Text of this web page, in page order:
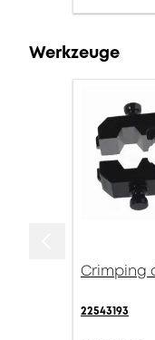
Werkzeuge
Crimping
22543193